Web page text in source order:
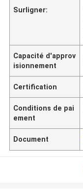
Surligner:
Capacité d'approv
isionnement
Certification
Conditions de pai
ement
Document